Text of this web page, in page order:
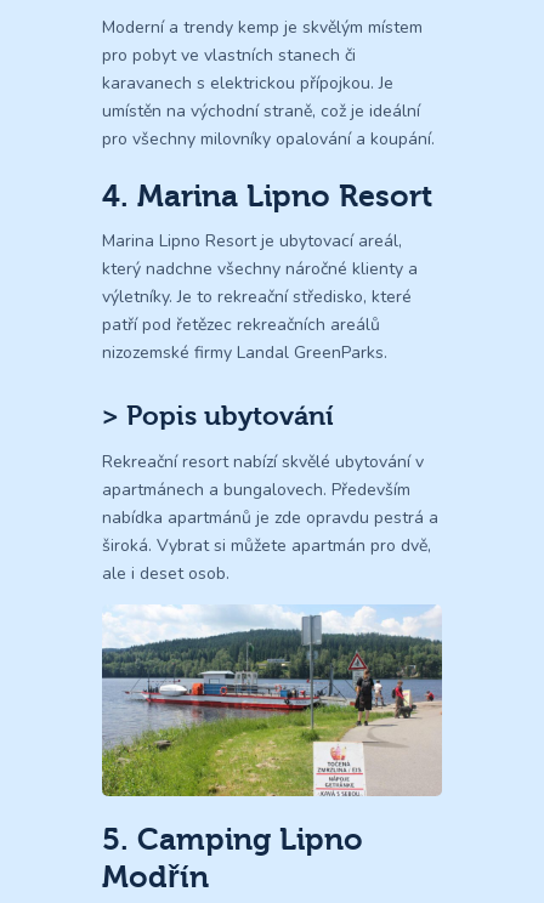
Moderní a trendy kemp je skvělým místem
pro pobyt ve vlastních stanech či
karavanech s elektrickou přípojkou. Je
umístěn na východní straně, což je ideální
pro všechny milovníky opalování a koupání.
4. Marina Lipno Resort
Marina Lipno Resort je ubytovací areál,
který nadchne všechny náročné klienty a
výletníky. Je to rekreační středisko, které
patří pod řetězec rekreačních areálů
nizozemské firmy Landal GreenParks.
> Popis ubytování
Rekreační resort nabízí skvělé ubytování v
apartmánech a bungalovech. Především
nabídka apartmánů je zde opravdu pestrá a
široká. Vybrat si můžete apartmán pro dvě,
ale i deset osob.
5. Camping Lipno
Modřín